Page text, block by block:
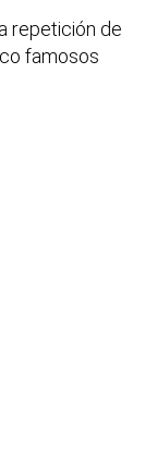
repetición de
famosos